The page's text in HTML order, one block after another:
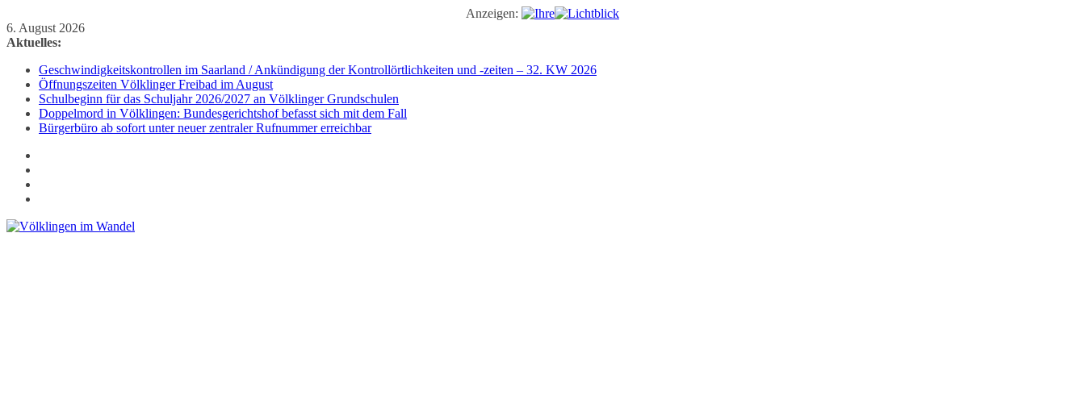
Anzeigen:
Zum
Inhalt
6. August 2026
Aktuelles:
Geschwindigkeitskontrollen im Saarland / Ankündigung der Kontrollörtlichkeiten und -zeiten – 32. KW 2026
Öffnungszeiten Völklinger Freibad im August
Schulbeginn für das Schuljahr 2026/2027 an Völklinger Grundschulen
Doppelmord in Völklingen: Bundesgerichtshof befasst sich mit dem Fall
Bürgerbüro ab sofort unter neuer zentraler Rufnummer erreichbar